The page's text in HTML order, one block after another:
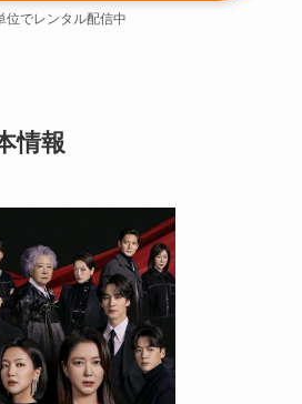
位でレンタル配信中
情報